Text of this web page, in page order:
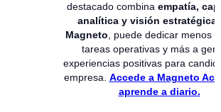
destacado combina empatía,
analítica y visión estratégica
Magneto , puede dedicar menos
tareas operativas y más a
experiencias positivas para
empresa. Accede a Magneto
aprende a diario.